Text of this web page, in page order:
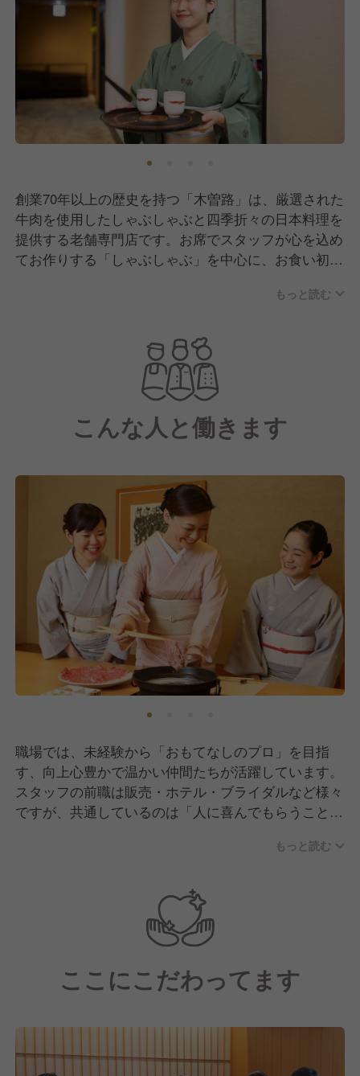
創業70年以上の歴史を持つ「木曽路」は、厳選された
牛肉を使用したしゃぶしゃぶと四季折々の日本料理を
提供する老舗専門店です。お席でスタッフが心を込め
てお作りする「しゃぶしゃぶ」を中心に、お食い初め
る舞う、落ち着いた気品ある空間です。お客様一人ひ
とりのお名前やアレルギー情報を把握する細やかな気
配りを徹底しており、アットホームながらもワンラン
ク上の上質な時間を提供しています。伝統的な礼法に
基づいた丁寧な接客により、お食事だけでなく、心温
まるひとときをお過ごしいただけます。
もっと読む
こんな人と働きます
職場では、未経験から「おもてなしのプロ」を目指
す、向上心豊かで温かい仲間たちが活躍しています。
スタッフの前職は販売・ホテル・ブライダルなど様々
ですが、共通しているのは「人に喜んでもらうことが
での着付け指導や、お辞儀の角度といった基本動作か
調性が根付いています。
月に一度の勉強会を通じて日々スキルを磨き合うな
ど、切磋琢磨しながらも、休憩時間は和気あいあいと
したアットホームな雰囲気が自慢です。教育担当や店
長、料理長といった役割の垣根を越えて連携し、お客
様にとって最高のひとときを作るために一丸となって
ノの所作と心遣いを身につけられる環境です。
もっと読む
ここにこだわってます